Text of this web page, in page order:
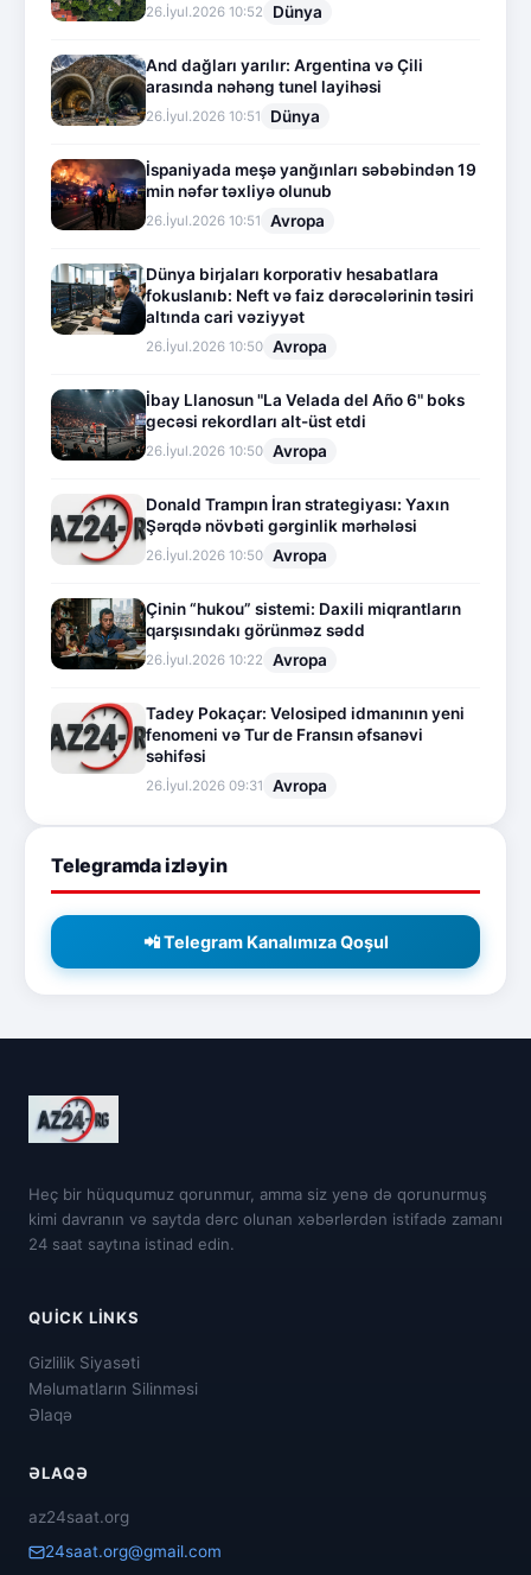
26.İyul.2026 10:52 Dünya
And dağları yarılır: Argentina və Çili
arasında nəhəng tunel layihəsi
26.İyul.2026 10:51 Dünya
İspaniyada meşə yanğınları səbəbindən 19
min nəfər təxliyə olunub
26.İyul.2026 10:51 Avropa
Dünya birjaları korporativ hesabatlara
fokuslanıb: Neft və faiz dərəcələrinin təsiri
altında cari vəziyyət
26.İyul.2026 10:50 Avropa
İbay Llanosun "La Velada del Año 6" boks
gecəsi rekordları alt-üst etdi
26.İyul.2026 10:50 Avropa
Donald Trampın İran strategiyası: Yaxın
Şərqdə növbəti gərginlik mərhələsi
26.İyul.2026 10:50 Avropa
Çinin “hukou” sistemi: Daxili miqrantların
qarşısındakı görünməz sədd
26.İyul.2026 10:22 Avropa
Tadey Pokaçar: Velosiped idmanının yeni
fenomeni və Tur de Fransın əfsanəvi
səhifəsi
26.İyul.2026 09:31 Avropa
Telegramda izləyin
📲 Telegram Kanalımıza Qoşul
Heç bir hüququmuz qorunmur, amma siz yenə də qorunurmuş
kimi davranın və saytda dərc olunan xəbərlərdən istifadə zamanı
24 saat saytına istinad edin.
QUICK LINKS
Gizlilik Siyasəti
Məlumatların Silinməsi
Əlaqə
ƏLAQƏ
az24saat.org
24saat.org@gmail.com